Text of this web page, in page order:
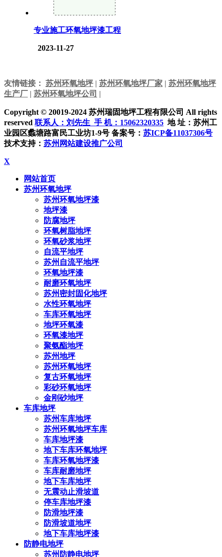
专业施工环氧地坪漆工程
2023-11-27
友情链接： 苏州环氧地坪 | 苏州环氧地坪厂家 | 苏州环氧地坪
生产厂 | 苏州环氧地坪公司 |
Copyright © 20019-2024 苏州瑞固地坪工程有限公司 All rights
reserved 联系人：刘先生 手 机： 15062320335 地 址：苏州工
业园区蠡塘路富民工业坊1-9号 备案号： 苏ICP备11037306号
技术支持： 苏州网站建设推广公司
X
网站首页
苏州环氧地坪
苏州环氧地坪漆
地坪漆
防腐地坪
环氧树脂地坪
环氧砂浆地坪
自流平地坪
苏州自流平地坪
环氧地坪漆
耐磨环氧地坪
苏州密封固化地坪
水性环氧地坪
车库环氧地坪
地坪环氧漆
环氧漆地坪
聚氨酯地坪
苏州地坪
苏州环氧地坪
复古环氧地坪
彩砂环氧地坪
金刚砂地坪
车库地坪
苏州车库地坪
苏州环氧地坪车库
车库地坪漆
地下车库环氧地坪
车库环氧地坪漆
车库耐磨地坪
地下车库地坪
无震动止滑坡道
停车库地坪漆
防滑地坪漆
防滑坡道地坪
地下车库地坪漆
防静电地坪
苏州防静电地坪